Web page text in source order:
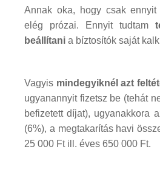
Annak oka, hogy csak ennyit
elég prózai. Ennyit tudtam
beállítani a bíztosítók saját
Vagyis mindegyiknél azt
ugyanannyit fizetsz be (tehát
befizetett díjat), ugyanakkora
(6%), a megtakarítás havi
25 000 Ft ill. éves 650 000 Ft.